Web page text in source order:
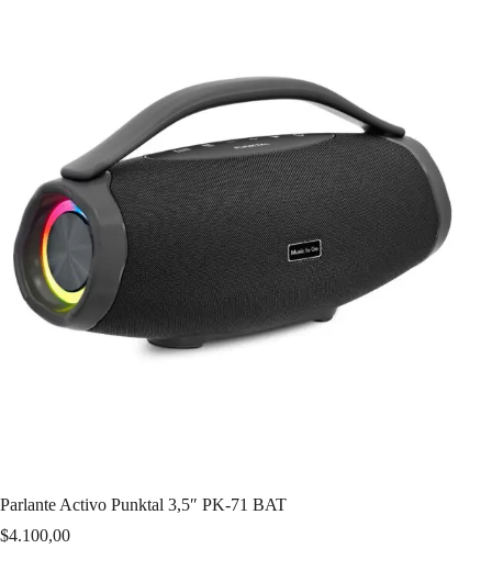
Parlante Activo Punktal 3,5″ PK-71 BAT
$4.100,00